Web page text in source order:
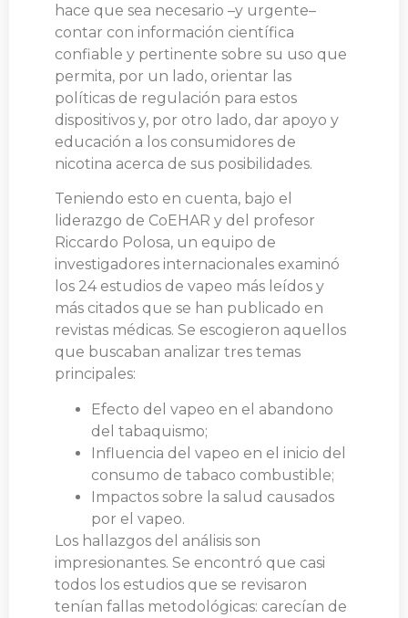
hace que sea necesario –y urgente–
contar con información científica
confiable y pertinente sobre su uso que
permita, por un lado, orientar las
políticas de regulación para estos
dispositivos y, por otro lado, dar apoyo y
educación a los consumidores de
nicotina acerca de sus posibilidades.
Teniendo esto en cuenta, bajo el
liderazgo de CoEHAR y del profesor
Riccardo Polosa, un equipo de
investigadores internacionales examinó
los 24 estudios de vapeo más leídos y
más citados que se han publicado en
revistas médicas. Se escogieron aquellos
que buscaban analizar tres temas
principales:
Efecto del vapeo en el abandono
del tabaquismo;
Influencia del vapeo en el inicio del
consumo de tabaco combustible;
Impactos sobre la salud causados
por el vapeo.
Los hallazgos del análisis son
impresionantes. Se encontró que casi
todos los estudios que se revisaron
tenían fallas metodológicas: carecían de